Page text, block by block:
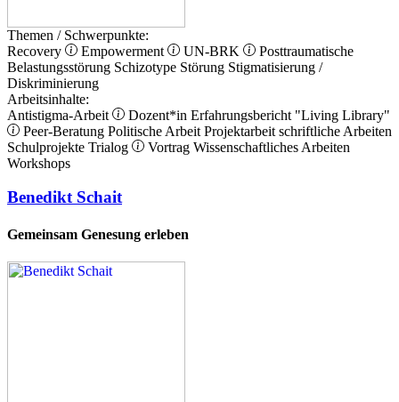
Themen / Schwerpunkte:
Recovery
Empowerment UN-BRK
Posttraumatische
Belastungsstörung Schizotype Störung Stigmatisierung /
Diskriminierung
Arbeitsinhalte:
Antistigma-Arbeit
Dozent*in Erfahrungsbericht "Living Library"
Peer-Beratung Politische Arbeit Projektarbeit schriftliche Arbeiten
Schulprojekte Trialog Vortrag Wissenschaftliches Arbeiten
Workshops
Benedikt Schait
Gemeinsam Genesung erleben